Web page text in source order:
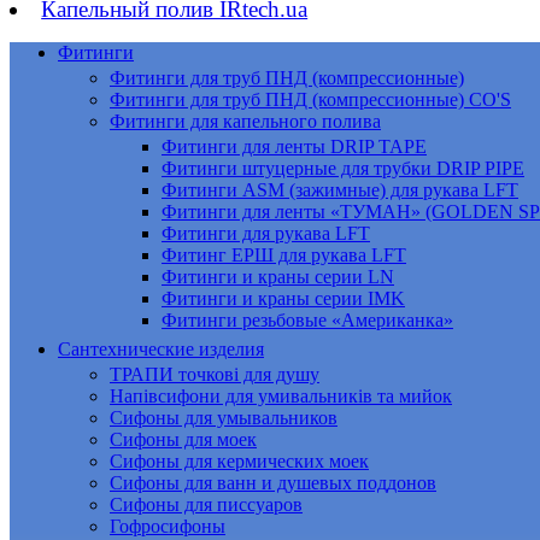
Капельный полив IRtech.ua
Фитинги
Фитинги для труб ПНД (компрессионные)
Фитинги для труб ПНД (компрессионные) CO'S
Фитинги для капельного полива
Фитинги для ленты DRIP TAPE
Фитинги штуцерные для трубки DRIP PIPE
Фитинги ASM (зажимные) для рукава LFT
Фитинги для ленты «ТУМАН» (GOLDEN
Фитинги для рукава LFT
Фитинг ЕРШ для рукава LFT
Фитинги и краны серии LN
Фитинги и краны серии IMK
Фитинги резьбовые «Американка»
Сантехнические изделия
ТРАПИ точкові для душу
Напівсифони для умивальників та мийок
Сифоны для умывальников
Сифоны для моек
Сифоны для кермических моек
Сифоны для ванн и душевых поддонов
Сифоны для писсуаров
Гофросифоны